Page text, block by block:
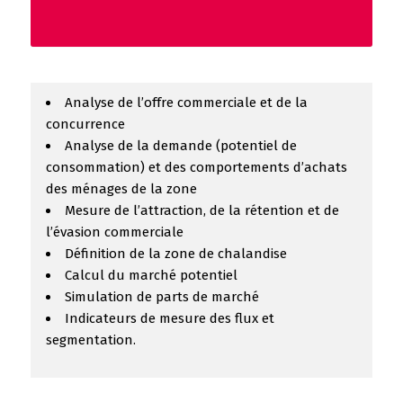
Analyse de l’offre commerciale et de la
concurrence
Analyse de la demande (potentiel de
consommation) et des comportements d’achats
des ménages de la zone
Mesure de l’attraction, de la rétention et de
l’évasion commerciale
Définition de la zone de chalandise
Calcul du marché potentiel
Simulation de parts de marché
Indicateurs de mesure des flux et
segmentation.